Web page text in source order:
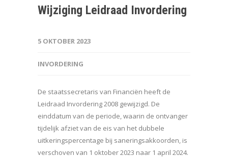
Wijziging Leidraad Invordering
5 OKTOBER 2023
INVORDERING
De staatssecretaris van Financiën heeft de
Leidraad Invordering 2008 gewijzigd. De
einddatum van de periode, waarin de ontvanger
tijdelijk afziet van de eis van het dubbele
uitkeringspercentage bij saneringsakkoorden, is
verschoven van 1 oktober 2023 naar 1 april 2024.